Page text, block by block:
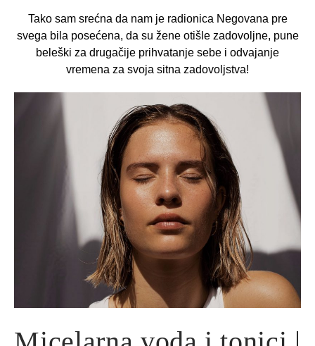
Tako sam srećna da nam je radionica Negovana pre
svega bila posećena, da su žene otišle zadovoljne, pune
beleški za drugačije prihvatanje sebe i odvajanje
vremena za svoja sitna zadovoljstva!